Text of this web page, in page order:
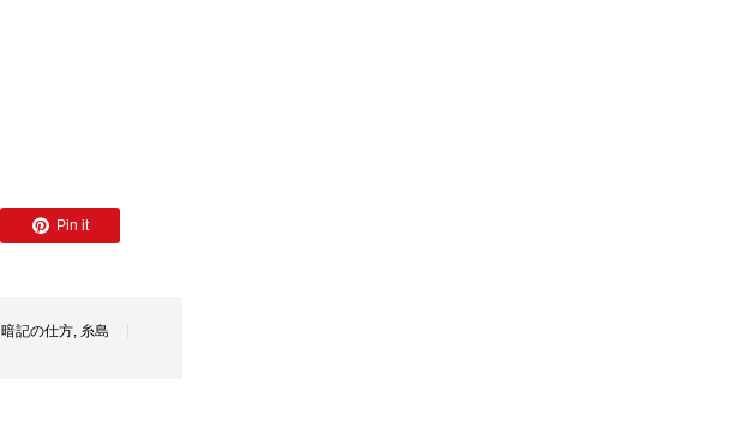
Pin it
暗記の仕方, 糸島